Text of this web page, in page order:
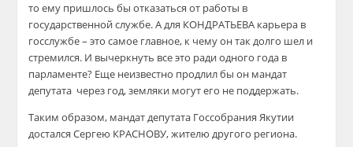
то ему пришлось бы отказаться от работы в
государственной службе. А для КОНДРАТЬЕВА карьера в
госслужбе – это самое главное, к чему он так долго шел и
стремился. И вычеркнуть все это ради одного года в
парламенте? Еще неизвестно продлил бы он мандат
депутата через год, земляки могут его не поддержать.
Таким образом, мандат депутата Госсобрания Якутии
достался Сергею КРАСНОВУ, жителю другого региона.